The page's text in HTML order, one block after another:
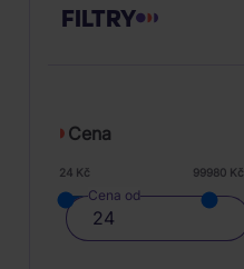
FILTRY
Cena
24 Kč 99980 Kč
Cena od